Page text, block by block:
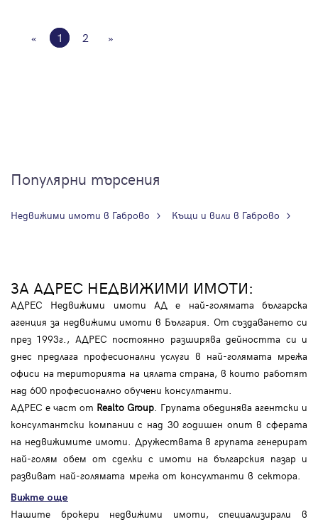
« 1 2 »
Популярни търсения
Недвижими имоти в Габрово Къщи и вили в Габрово
ЗА АДРЕС НЕДВИЖИМИ ИМОТИ:
АДРЕС Недвижими имоти АД е най-голямата българска
агенция за недвижими имоти в България. От създаването си
през 1993г., АДРЕС постоянно разширява дейността си и
днес предлага професионални услуги в най-голямата мрежа
офиси на територията на цялата страна, в които работят
над 600 професионално обучени консултанти.
АДРЕС е част от Realto Group. Групата обединява агентски и
консултантски компании с над 30 годишен опит в сферата
на недвижимите имоти. Дружествата в групата генерират
най-голям обем от сделки с имоти на българския пазар и
развиват най-голямата мрежа от консултанти в сектора.
Вижте още
Нашите брокери недвижими имоти, специализирали в